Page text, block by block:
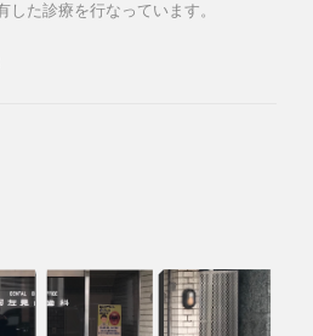
た診療を行なっています。